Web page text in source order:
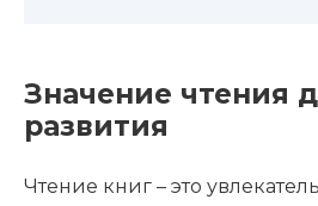
Значение чтения
развития
Чтение книг – это